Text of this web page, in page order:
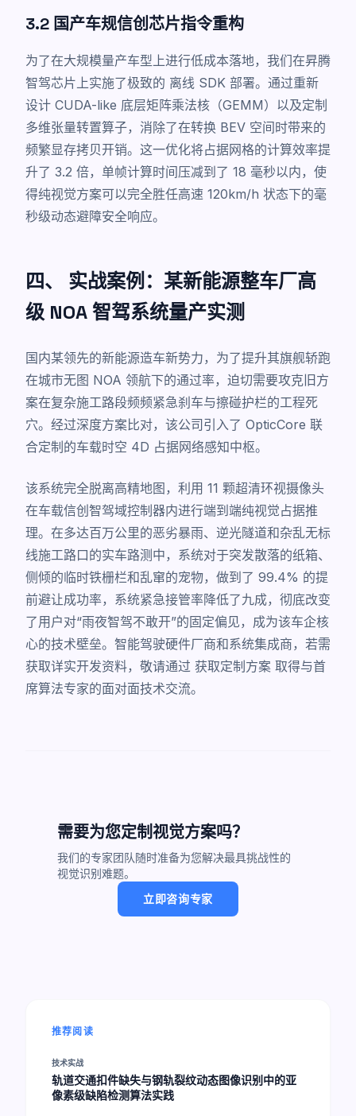
3.2 国产车规信创芯片指令重构
为了在大规模量产车型上进行低成本落地，我们在昇腾
智驾芯片上实施了极致的 离线 SDK 部署。通过重新
设计 CUDA-like 底层矩阵乘法核（GEMM）以及定制
多维张量转置算子，消除了在转换 BEV 空间时带来的
频繁显存拷贝开销。这一优化将占据网格的计算效率提
升了 3.2 倍，单帧计算时间压减到了 18 毫秒以内，使
得纯视觉方案可以完全胜任高速 120km/h 状态下的毫
秒级动态避障安全响应。
四、 实战案例：某新能源整车厂高
级 NOA 智驾系统量产实测
国内某领先的新能源造车新势力，为了提升其旗舰轿跑
在城市无图 NOA 领航下的通过率，迫切需要攻克旧方
案在复杂施工路段频频紧急刹车与擦碰护栏的工程死
穴。经过深度方案比对，该公司引入了 OpticCore 联
合定制的车载时空 4D 占据网络感知中枢。
该系统完全脱离高精地图，利用 11 颗超清环视摄像头
在车载信创智驾域控制器内进行端到端纯视觉占据推
理。在多达百万公里的恶劣暴雨、逆光隧道和杂乱无标
线施工路口的实车路测中，系统对于突发散落的纸箱、
侧倾的临时铁栅栏和乱窜的宠物，做到了 99.4% 的提
前避让成功率，系统紧急接管率降低了九成，彻底改变
了用户对“雨夜智驾不敢开”的固定偏见，成为该车企核
心的技术壁垒。智能驾驶硬件厂商和系统集成商，若需
获取详实开发资料，敬请通过 获取定制方案 取得与首
席算法专家的面对面技术交流。
需要为您定制视觉方案吗？
我们的专家团队随时准备为您解决最具挑战性的
视觉识别难题。
立即咨询专家
推荐阅读
技术实战
轨道交通扣件缺失与钢轨裂纹动态图像识别中的亚
像素级缺陷检测算法实践